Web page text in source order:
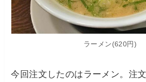
ラーメン(620円)
今回注文したのはラーメン。注